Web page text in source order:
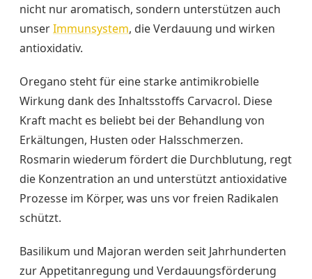
nicht nur aromatisch, sondern unterstützen auch
unserImmunsystem, die Verdauung und wirken
antioxidativ.
Oregano steht für eine starke antimikrobielle
Wirkung dank des Inhaltsstoffs Carvacrol. Diese
Kraft macht es beliebt bei der Behandlung von
Erkältungen, Husten oder Halsschmerzen.
Rosmarin wiederum fördert die Durchblutung, regt
die Konzentration an und unterstützt antioxidative
Prozesse im Körper, was uns vor freien Radikalen
schützt.
Basilikum und Majoran werden seit Jahrhunderten
zur Appetitanregung und Verdauungsförderung